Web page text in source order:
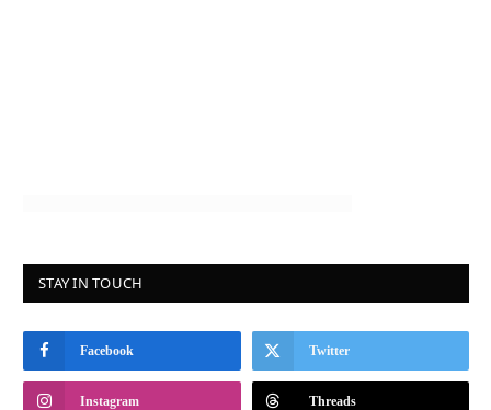
STAY IN TOUCH
Facebook Twitter
Instagram Threads